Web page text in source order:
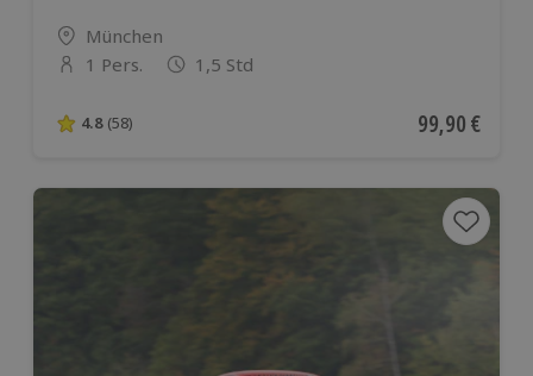
Standort
München
Anzahl der Teilnehmer
1 Pers. 1,5 Std
4.8 von 5 Sternen basierend auf 58 Bewertungen
4.8 (58) Aktueller
99,90 €